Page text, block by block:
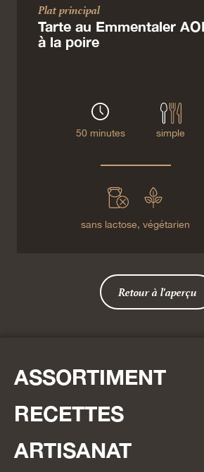
Plat principal
Tarte au Emmentaler
à la poire
50 minutes simple
sans lactose, végétarien
Retour à l'aperçu
ASSORTIMENT
RECETTES
ARTISANAT